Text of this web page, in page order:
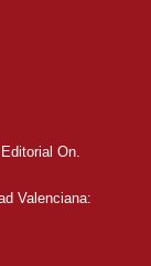
On.
Valenciana: